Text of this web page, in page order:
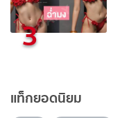
3
แท็กยอดนิยม